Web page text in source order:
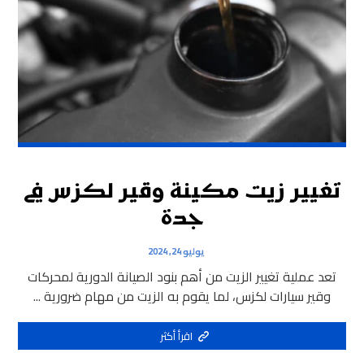
تغيير زيت مكينة وقير لكزس في
جدة
يوليو 24, 2024
تعد عملية تغيير الزيت من أهم بنود الصيانة الدورية لمحركات
وقير سيارات لكزس، لما يقوم به الزيت من مهام ضرورية ...
اقرأ أكثر